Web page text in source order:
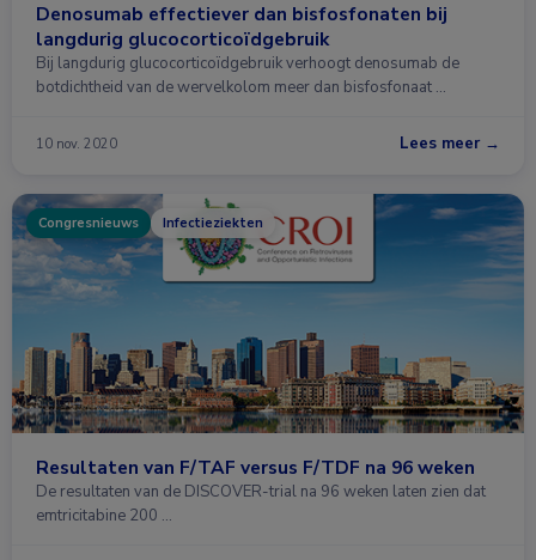
Denosumab effectiever dan bisfosfonaten bij
langdurig glucocorticoïdgebruik
Bij langdurig glucocorticoïdgebruik verhoogt denosumab de
botdichtheid van de wervelkolom meer dan bisfosfonaat …
10 nov. 2020 Lees meer →
Congresnieuws Infectieziekten
Resultaten van F/TAF versus F/TDF na 96 weken
De resultaten van de DISCOVER-trial na 96 weken laten zien dat
emtricitabine 200 …